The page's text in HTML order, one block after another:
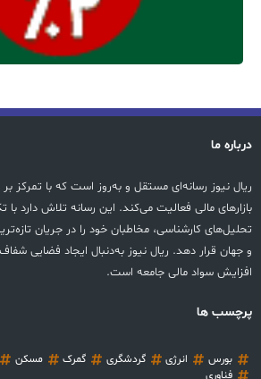
درباره ما
ریال نیوز رسانه‌ای مستقل و به‌روز است که با تمرکز بر
بازارهای مالی فعالیت می‌کند. این رسانه تلاش دارد
تحلیل‌های کارشناسی، مخاطبان خود را در جریان
و جهان قرار دهد. ریال نیوز به‌دنبال ایجاد فضایی
افزایش سواد مالی جامعه است.
پرچسب ها
بورس انرژی گردشگری گمرک مسکن
فناوری